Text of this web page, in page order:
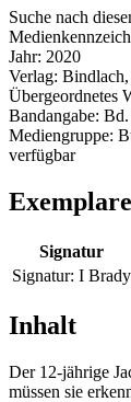
Suche nach
Jahr: 2020
Verlag:
Übergeordnetes
Bandangabe: Bd.
Mediengruppe:
verfügbar
Exemplare
Signatur
Signatur: I Brady
Inhalt
Der 12-jährige
müssen sie